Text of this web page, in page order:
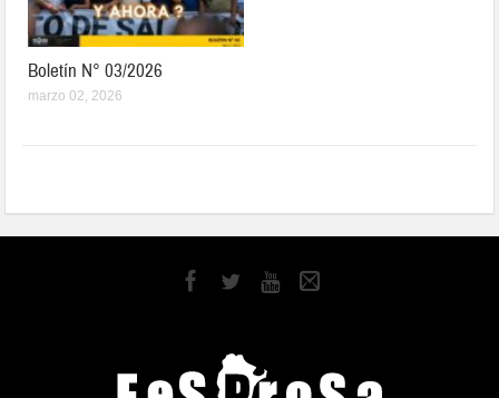
Boletín N° 03/2026
marzo 02, 2026